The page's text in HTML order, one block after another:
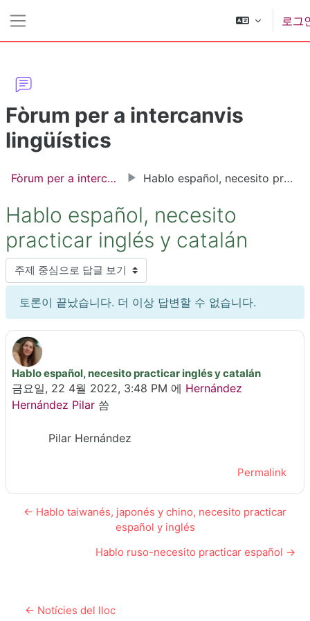
로그
Fòrum per a intercanvis
lingüístics
Fòrum per a intercanvis lingüístics Hablo español, necesito practicar inglés y catalán
Hablo español, necesito
practicar inglés y catalán
표시 모드
토론이 끝났습니다. 더 이상 답변할 수 없습니다.
Hablo español, necesito practicar inglés y catalán
금요일, 22 4월 2022, 3:48 PM 에 Hernández
Hernández Pilar 씀
Number of replies: 0
Pilar Hernández
Permalink
← Hablo taiwanés, japonés y chino, necesito practicar
español y inglés
Hablo ruso-necesito practicar español →
← Notícies del lloc